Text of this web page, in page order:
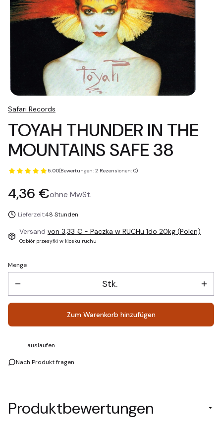
Safari Records
TOYAH THUNDER IN THE
MOUNTAINS SAFE 38
5.00(Bewertungen: 2 Rezensionen: 0)
Preis
4,36 €ohne MwSt.
Lieferzeit:48 Stunden
Versand von 3,33 € - Paczka w RUCHu 1do 20kg (Polen)
Odbiór przesyłki w kiosku ruchu
Menge
Stk.
Zum Warenkorb hinzufügen
auslaufen
Nach Produkt fragen
Produktbewertungen